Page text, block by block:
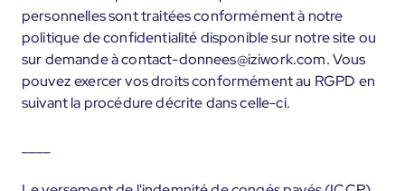
personnelles sont traitées conformément à notre
politique de confidentialité disponible sur notre site ou
sur demande à contact-donnees@iziwork.com. Vous
pouvez exercer vos droits conformément au RGPD en
suivant la procédure décrite dans celle-ci.